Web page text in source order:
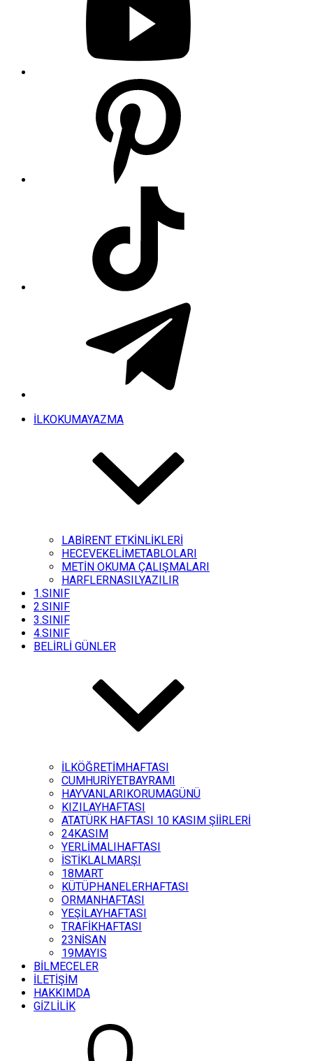
İLKOKUMAYAZMA
LABİRENT ETKİNLİKLERİ
HECEVEKELİMETABLOLARI
METİN OKUMA ÇALIŞMALARI
HARFLERNASILYAZILIR
1.SINIF
2.SINIF
3.SINIF
4.SINIF
BELİRLİ GÜNLER
İLKÖĞRETİMHAFTASI
CUMHURİYETBAYRAMI
HAYVANLARIKORUMAGÜNÜ
KIZILAYHAFTASI
ATATÜRK HAFTASI 10 KASIM ŞİİRLERİ
24KASIM
YERLİMALIHAFTASI
İSTİKLALMARŞI
18MART
KÜTÜPHANELERHAFTASI
ORMANHAFTASI
YEŞİLAYHAFTASI
TRAFİKHAFTASI
23NİSAN
19MAYIS
BİLMECELER
İLETİŞİM
HAKKIMDA
GİZLİLİK